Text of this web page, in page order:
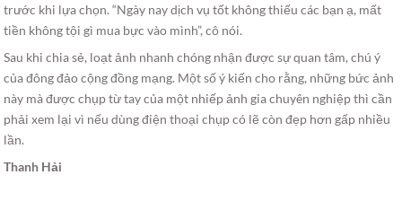
trước khi lựa chọn. “Ngày nay dịch vụ tốt không thiếu các bạn ạ, mất
tiền không tội gì mua bực vào mình”, cô nói.
Sau khi chia sẻ, loạt ảnh nhanh chóng nhận được sự quan tâm, chú ý
của đông đảo cộng đồng mạng. Một số ý kiến cho rằng, những bức ảnh
này mà được chụp từ tay của một nhiếp ảnh gia chuyên nghiệp thì cần
phải xem lại vì nếu dùng điện thoại chụp có lẽ còn đẹp hơn gấp nhiều
lần.
Thanh Hải